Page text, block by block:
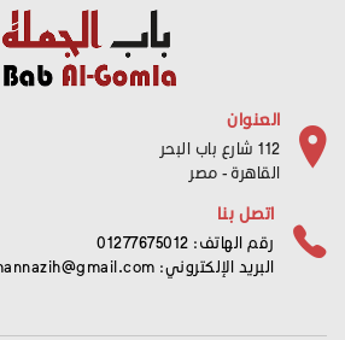
العنوان
112 شارع باب البحر
القاهرة - مصر
اتصل بنا
رقم الهاتف: 01277675012
البريد الإلكتروني: